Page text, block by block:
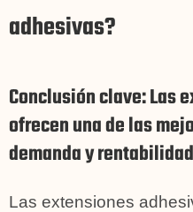
adhesivas?
Conclusión clave: Las
ofrecen una de las
demanda y
Las extensiones